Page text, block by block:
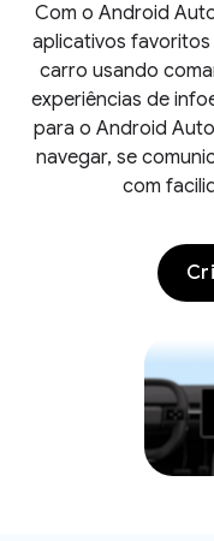
Com o Android
aplicativos
carro usando
experiências de
para o Android
navegar, se
com